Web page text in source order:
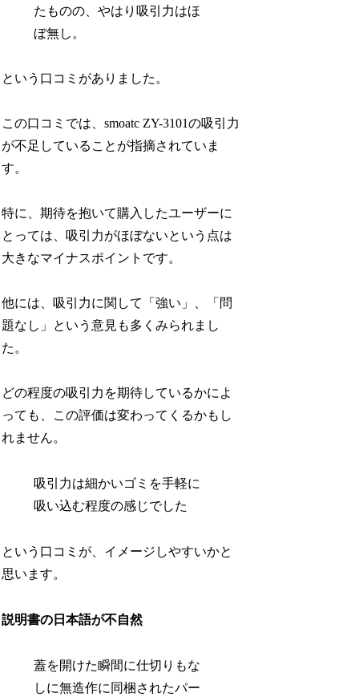
たものの、やはり吸引力はほ
ぼ無し。
という口コミがありました。
この口コミでは、smoatc ZY-3101の吸引力
が不足していることが指摘されていま
す。
特に、期待を抱いて購入したユーザーに
とっては、吸引力がほぼないという点は
大きなマイナスポイントです。
他には、吸引力に関して「強い」、「問
題なし」という意見も多くみられまし
た。
どの程度の吸引力を期待しているかによ
っても、この評価は変わってくるかもし
れません。
吸引力は細かいゴミを手軽に
吸い込む程度の感じでした
という口コミが、イメージしやすいかと
思います。
説明書の日本語が不自然
蓋を開けた瞬間に仕切りもな
しに無造作に同梱されたパー